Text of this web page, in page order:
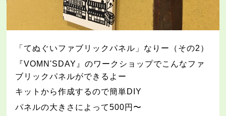
「てぬぐいファブリックパネル」なりー（その2 ）
『VOMN'SDAY 』のワークショップでこんなファ
ブリックパネルができるよー
キットから作成するので簡単DIY
パネルの大きさによって500円〜